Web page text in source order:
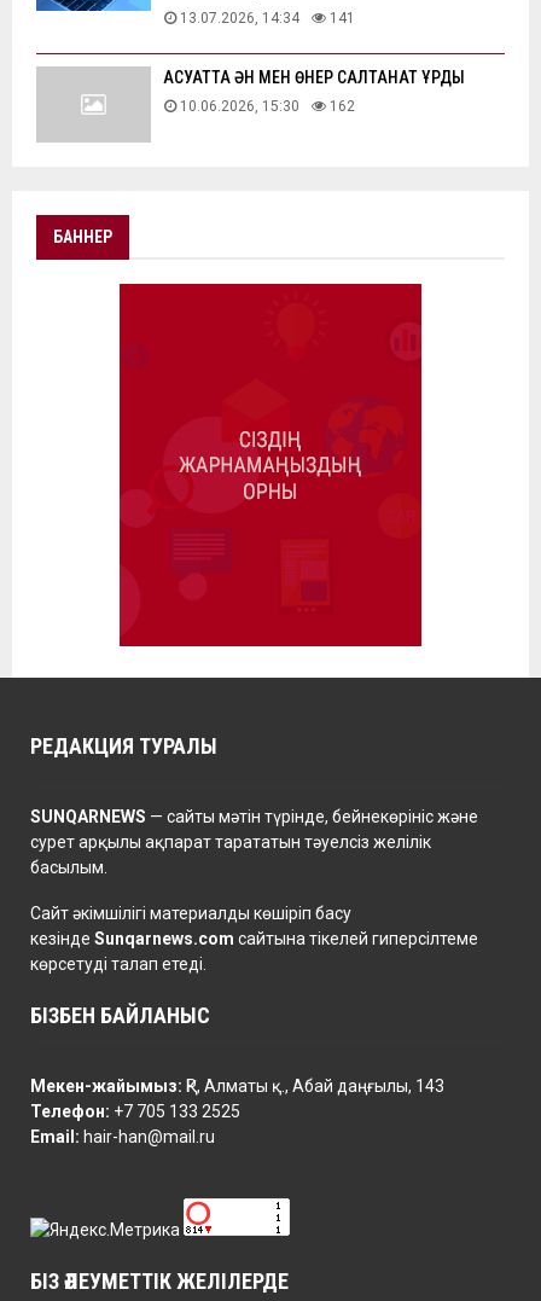
13.07.2026, 14:34 141
АҚСУАТТА ӘН МЕН ӨНЕР САЛТАНАТ ҚҰРДЫ
10.06.2026, 15:30 162
БАННЕР
РЕДАКЦИЯ ТУРАЛЫ
SUNQARNEWS — сайты мәтін түрінде, бейнекөрініс және
сурет арқылы ақпарат тарататын тәуелсіз желілік
басылым.
Сайт әкімшілігі материалды көшіріп басу
кезінде Sunqarnews.com сайтына тікелей гиперсілтеме
көрсетуді талап етеді.
БІЗБЕН БАЙЛАНЫС
Мекен-жайымыз: ҚР, Алматы қ., Абай даңғылы, 143
Телефон: +7 705 133 2525
Email: hair-han@mail.ru
БІЗ ӘЛЕУМЕТТІК ЖЕЛІЛЕРДЕ